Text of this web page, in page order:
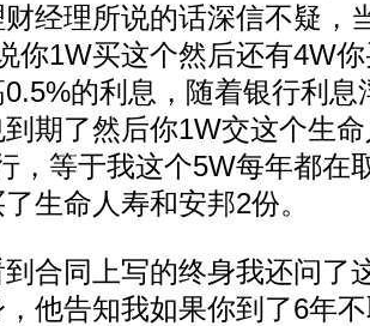
经理所说的话深信不疑，
你1W买这个然后还有4W
的利息，随着银行利
期了然后你1W交这个生
，等于我这个5W每年都在
生命人寿和安邦2份。
同上写的终身我还问了
他告知我如果你到了6年